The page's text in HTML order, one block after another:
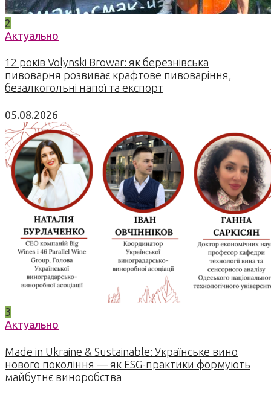
2
Актуально
12 років Volynski Browar: як березнівська
пивоварня розвиває крафтове пивоваріння,
безалкогольні напої та експорт
05.08.2026
3
Актуально
Made in Ukraine & Sustainable: Українське вино
нового покоління — як ESG-практики формують
майбутнє виноробства